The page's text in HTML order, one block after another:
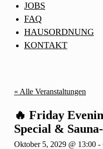
JOBS
FAQ
HAUSORDNUNG
KONTAKT
« Alle Veranstaltungen
🔥 Friday
Special &
Oktober 5, 2029 @ 13:00 -